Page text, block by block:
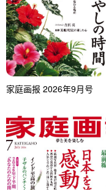
家庭画报 2026年9月号